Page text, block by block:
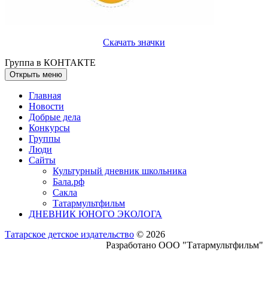
Скачать значки
Группа в КОНТАКТЕ
Открыть меню
Главная
Новости
Добрые дела
Конкурсы
Группы
Люди
Сайты
Культурный дневник школьника
Бала.рф
Сакла
Татармультфильм
ДНЕВНИК ЮНОГО ЭКОЛОГА
Татарское детское издательство © 2026
Разработано ООО "Татармультфильм"